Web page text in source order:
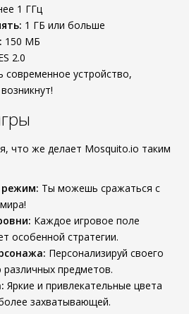
1 ГГц
1 ГБ или больше
150 МБ
2.0
современное устройство,
что же делает Mosquito.io таким
Ты можешь сражаться с
Каждое игровое поле
особенной стратегии.
Персонализируй своего
предметов.
Яркие и привлекательные цвета
захватывающей.